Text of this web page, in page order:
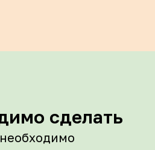
сделать